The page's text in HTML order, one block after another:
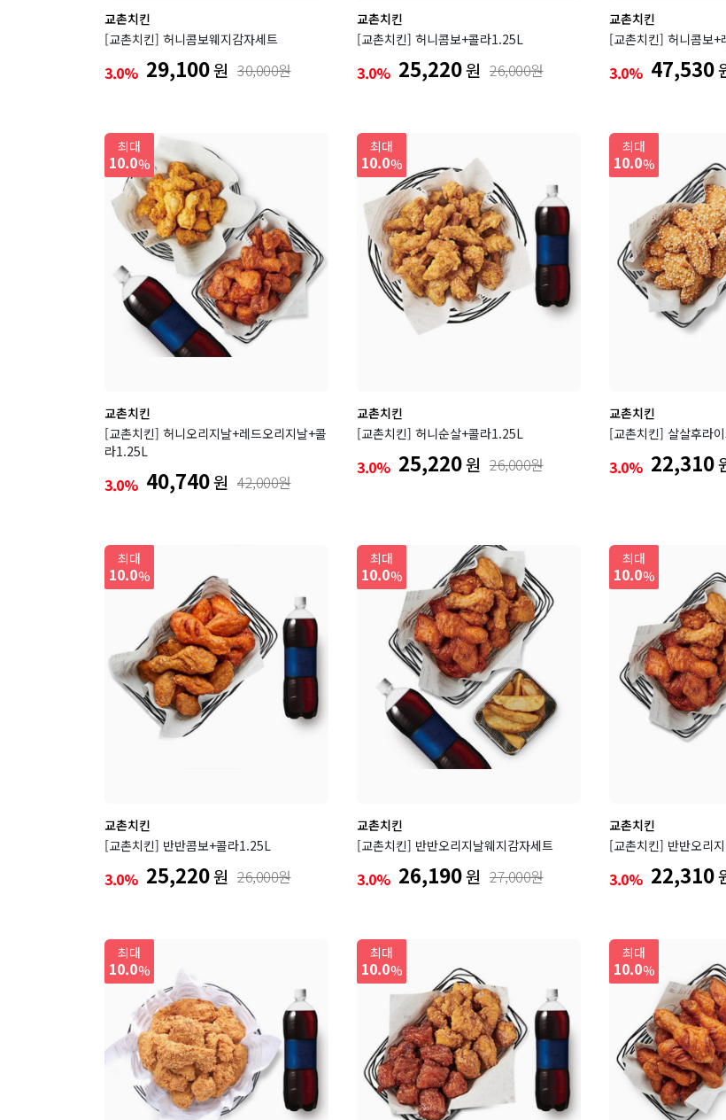
킨
교촌치킨
[교촌치킨] 허니콤보웨지감자세트
3.0% 29,100원 30,000원
교촌치킨
[교촌치킨] 허니콤보+콜라1.25L
3.0% 25,220원 26,000원
교촌치킨
[교촌치킨] 허니콤보
3.0% 47,530
최대
10.0%
교촌치킨
[교촌치킨] 허니오리지날+레드오리지날+콜
라1.25L
3.0% 40,740원 42,000원
최대
10.0%
교촌치킨
[교촌치킨] 허니순살+콜라1.25L
3.0% 25,220원 26,000원
최대
10.0%
교촌치킨
[교촌치킨] 살살후라
3.0% 22,310
최대
10.0%
교촌치킨
[교촌치킨] 반반콤보+콜라1.25L
3.0% 25,220원 26,000원
최대
10.0%
교촌치킨
[교촌치킨] 반반오리지날웨지감자세트
3.0% 26,190원 27,000원
최대
10.0%
교촌치킨
[교촌치킨] 반반오리
3.0% 22,310
최대
10.0%
최대
10.0%
최대
10.0%